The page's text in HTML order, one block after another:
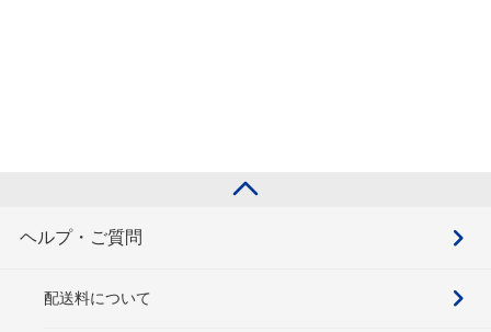
ヘルプ・ご質問
配送料について